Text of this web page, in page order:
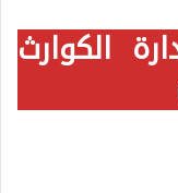
الكوارث